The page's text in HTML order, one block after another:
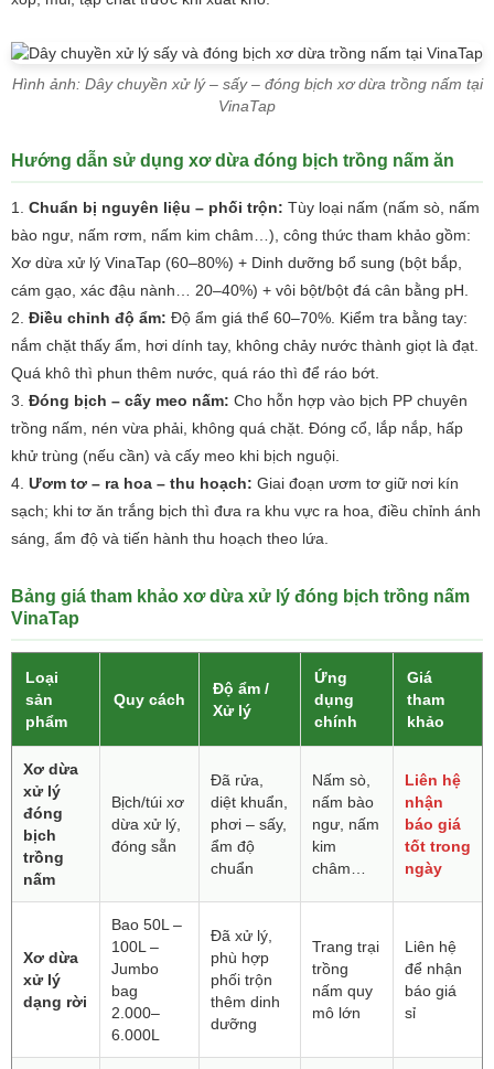
Hình ảnh: Dây chuyền xử lý – sấy – đóng bịch xơ dừa trồng nấm tại
VinaTap
Hướng dẫn sử dụng xơ dừa đóng bịch trồng nấm ăn
Chuẩn bị nguyên liệu – phối trộn: Tùy loại nấm (nấm sò, nấm
bào ngư, nấm rơm, nấm kim châm…), công thức tham khảo gồm:
Xơ dừa xử lý VinaTap (60–80%) + Dinh dưỡng bổ sung (bột bắp,
cám gạo, xác đậu nành… 20–40%) + vôi bột/bột đá cân bằng pH.
Điều chỉnh độ ẩm: Độ ẩm giá thể 60–70%. Kiểm tra bằng tay:
nắm chặt thấy ẩm, hơi dính tay, không chảy nước thành giọt là đạt.
Quá khô thì phun thêm nước, quá ráo thì để ráo bớt.
Đóng bịch – cấy meo nấm: Cho hỗn hợp vào bịch PP chuyên
trồng nấm, nén vừa phải, không quá chặt. Đóng cổ, lắp nắp, hấp
khử trùng (nếu cần) và cấy meo khi bịch nguội.
Ươm tơ – ra hoa – thu hoạch: Giai đoạn ươm tơ giữ nơi kín
sạch; khi tơ ăn trắng bịch thì đưa ra khu vực ra hoa, điều chỉnh ánh
sáng, ẩm độ và tiến hành thu hoạch theo lứa.
Bảng giá tham khảo xơ dừa xử lý đóng bịch trồng nấm
VinaTap
Loại
sản
phẩm
Quy cách
Độ ẩm /
Xử lý
Ứng
dụng
chính
Giá
tham
khảo
Xơ dừa
xử lý
đóng
bịch
trồng
nấm
Bịch/túi xơ
dừa xử lý,
đóng sẵn
Đã rửa,
diệt khuẩn,
phơi – sấy,
ẩm độ
chuẩn
Nấm sò,
nấm bào
ngư, nấm
kim
châm…
Liên hệ
nhận
báo giá
tốt trong
ngày
Xơ dừa
xử lý
dạng rời
Bao 50L –
100L –
Jumbo
bag
2.000–
6.000L
Đã xử lý,
phù hợp
phối trộn
thêm dinh
dưỡng
Trang trại
trồng
nấm quy
mô lớn
Liên hệ
để nhận
báo giá
sỉ